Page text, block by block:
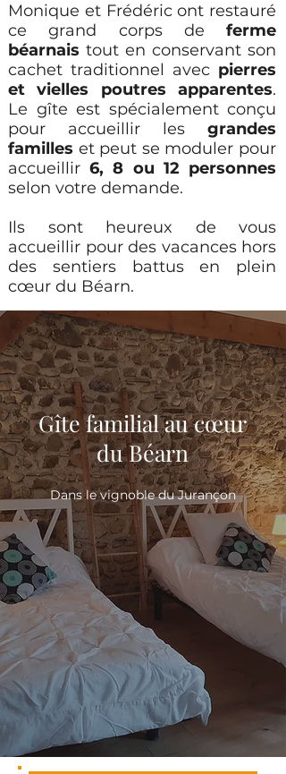
Monique et Frédéric ont restauré
ce grand corps de ferme
béarnais tout en conservant son
cachet traditionnel avec pierres
et vielles poutres apparentes.
Le gîte est spécialement conçu
pour accueillir les grandes
familles et peut se moduler pour
accueillir6, 8 ou 12 personnes
selon votre demande.
Ils sont heureux de vous
accueillir pour des vacances hors
des sentiers battus en plein
cœur du Béarn.
Gîte familial au cœur
du Béarn
Dans le vignoble du Jurançon